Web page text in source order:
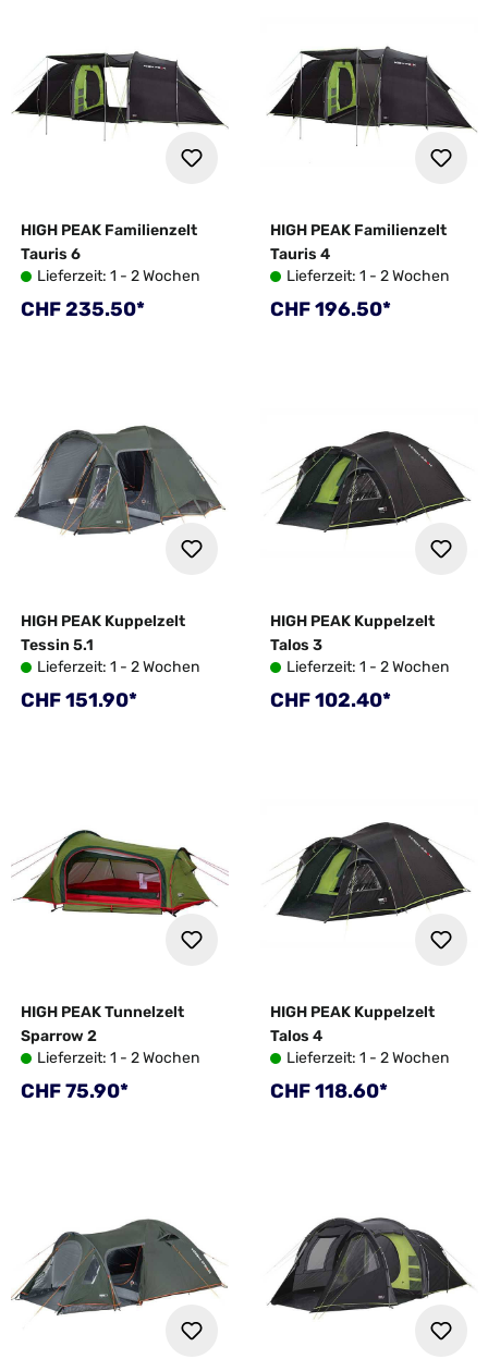
HIGH PEAK Familienzelt
Tauris 6
Lieferzeit: 1 - 2 Wochen
Regulärer Preis:
CHF 235.50*
HIGH PEAK Familienzelt
Tauris 4
Lieferzeit: 1 - 2 Wochen
Regulärer Preis:
CHF 196.50*
HIGH PEAK Kuppelzelt
Tessin 5.1
Lieferzeit: 1 - 2 Wochen
Regulärer Preis:
CHF 151.90*
HIGH PEAK Kuppelzelt
Talos 3
Lieferzeit: 1 - 2 Wochen
Regulärer Preis:
CHF 102.40*
HIGH PEAK Tunnelzelt
Sparrow 2
Lieferzeit: 1 - 2 Wochen
Regulärer Preis:
CHF 75.90*
HIGH PEAK Kuppelzelt
Talos 4
Lieferzeit: 1 - 2 Wochen
Regulärer Preis:
CHF 118.60*